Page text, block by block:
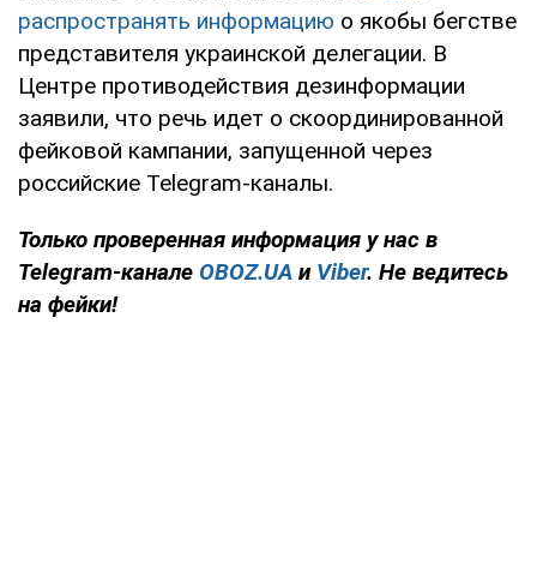
распространять информацию о якобы бегстве
представителя украинской делегации. В
Центре противодействия дезинформации
заявили, что речь идет о скоординированной
фейковой кампании, запущенной через
российские Telegram-каналы.
Только проверенная информация у нас в
Telegram-канале OBOZ.UA и Viber. Не ведитесь
на фейки!